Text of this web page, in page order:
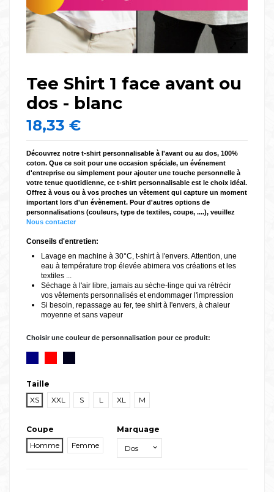
Tee Shirt 1 face avant ou
dos - blanc
18,33 €
Découvrez notre t-shirt personnalisable à l'avant ou au dos, 100%
coton. Que ce soit pour une occasion spéciale, un événement
d'entreprise ou simplement pour ajouter une touche personnelle à
votre tenue quotidienne, ce t-shirt personnalisable est le choix idéal.
Offrez à vous ou à vos proches un vêtement qui capture un moment
important lors d'un évènement. Pour d'autres options de
personnalisations (couleurs, type de textiles, coupe, ....), veuillez
Nous contacter
Conseils d'entretien:
Lavage en machine à 30°C, t-shirt à l'envers. Attention, une
eau à température trop élevée abimera vos créations et les
textiles ...
Séchage à l'air libre, jamais au sèche-linge qui va rétrécir
vos vêtements personnalisés et endommager l'impression
Si besoin, repassage au fer, tee shirt à l'envers, à chaleur
moyenne et sans vapeur
Choisir une couleur de personnalisation pour ce produit:
Taille
XS
XXL S L XL M
Coupe
Homme
Femme
Marquage